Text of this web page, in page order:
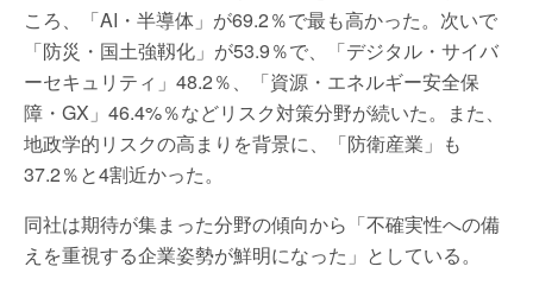
ころ、「AI・半導体」が69.2％で最も高かった。次いで
「防災・国土強靱化」が53.9％で、「デジタル・サイバ
ーセキュリティ」48.2％、「資源・エネルギー安全保
障・GX」46.4%％などリスク対策分野が続いた。また、
地政学的リスクの高まりを背景に、「防衛産業」も
37.2％と4割近かった。
同社は期待が集まった分野の傾向から「不確実性への備
えを重視する企業姿勢が鮮明になった」としている。